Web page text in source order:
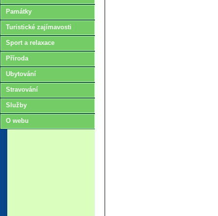
Památky
Turistické zajímavosti
Sport a relaxace
Příroda
Ubytování
Stravování
Služby
O webu